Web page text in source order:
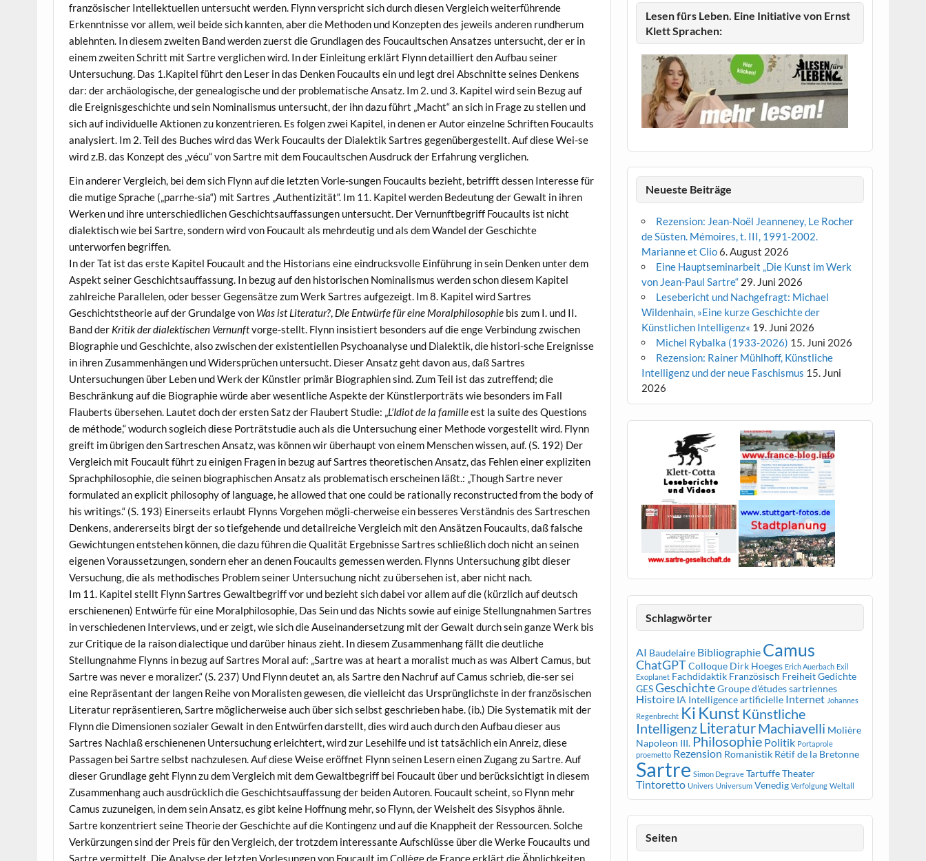
französischer Intellektuellen untersucht werden. Flynn verspricht sich durch diesen Vergleich weiterführende
Erkenntnisse vor allem, weil beide sich kannten, aber die Methoden und Konzepten des jeweils anderen rundherum
ablehnten. In diesem zweiten Band werden zuerst die Grundlagen des Foucaultschen Ansatzes untersucht, der er in
einem zweiten Schritt mit Sartre verglichen wird. In der Einleitung erklärt Flynn detailliert den Aufbau seiner
Untersuchung. Das 1.Kapitel führt den Leser in das Denken Foucaults ein und legt drei Abschnitte seines Denkens
dar: der archäologische, der genealogische und der problematische Ansatz. Im 2. und 3. Kapitel wird sein Bezug auf
die Ereignisgeschichte und sein Nominalismus untersucht, der ihn dazu führt „Macht“ an sich in Frage zu stellen und
sich auf individuelle Aktionen zu konzentrieren. Es folgen zwei Kapitel, in denen er Autor einzelne Schriften Foucaults
analysiert. Im 2. Teil des Buches wird das Werk Foucaults der Dialektik Sartres gegenübergestellt. Auf diese Wei-se
wird z.B. das Konzept des „vécu“ von Sartre mit dem Foucaultschen Ausdruck der Erfahrung verglichen.
Ein anderer Vergleich, bei dem sich Flynn auf die letzten Vorle-sungen Foucaults bezieht, betrifft dessen Interesse für
die mutige Sprache („parrhe-sia“) mit Sartres „Authentizität“. Im 11. Kapitel werden Bedeutung der Gewalt in ihren
Werken und ihre unterschiedlichen Geschichtsauffassungen untersucht. Der Vernunftbegriff Foucaults ist nicht
dialektisch wie bei Sartre, sondern wird von Foucault als mehrdeutig und als dem Wandel der Geschichte
unterworfen begriffen.
In der Tat ist das erste Kapitel Foucault and the Historians eine eindrucksvolle Einführung in sein Denken unter dem
Aspekt seiner Geschichtsauffassung. In bezug auf den historischen Nominalismus werden schon diesem Kapitel
zahlreiche Parallelen, oder besser Gegensätze zum Werk Sartres aufgezeigt. Im 8. Kapitel wird Sartres
Geschichtstheorie auf der Grundalge von Was ist Literatur?, Die Entwürfe für eine Moralphilosophie bis zum I. und II.
Band der Kritik der dialektischen Vernunftvorge-stellt. Flynn insistiert besonders auf die enge Verbindung zwischen
Biographie und Geschichte, also zwischen der existentiellen Psychoanalyse und Dialektik, die histori-sche Ereignisse
in ihren Zusammenhängen und Widersprüchen untersucht. Dieser Ansatz geht davon aus, daß Sartres
Untersuchungen über Leben und Werk der Künstler primär Biographien sind. Zum Teil ist das zutreffend; die
Beschränkung auf die Biographie würde aber wesentliche Aspekte der Künstlerporträts wie besonders im Fall
Flauberts übersehen. Lautet doch der ersten Satz der Flaubert Studie: „L’Idiot de la familleest la suite des Questions
de méthode,“ wodurch sogleich diese Porträtstudie auch als die Untersuchung einer Methode vorgestellt wird. Flynn
greift im übrigen den Sartreschen Ansatz, was können wir überhaupt von einem Menschen wissen, auf. (S. 192) Der
Vergleich mit Foucault führt zu einigen Fragen in bezug auf Sartres theoretischen Ansatz, das Fehlen einer expliziten
Sprachphilosophie, die seinen biographischen Ansatz als problematisch erscheinen läßt.: „Though Sartre never
formulated an explicit philosophy of language, he allowed that one could be rationally reconstructed from the body of
his writings.“ (S. 193) Einerseits erlaubt Flynns Vorgehen mögli-cherweise ein besseres Verständnis des Sartreschen
Denkens, andererseits birgt der so tiefgehende und detailreiche Vergleich mit den Ansätzen Foucaults, daß falsche
Gewichtungen entstehen können, die dazu führen die Qualität Ergebnisse Sartres schließlich doch nicht an seinen
eigenen Voraussetzungen, sondern eher an denen Foucaults gemessen werden. Flynns Untersuchung gibt dieser
Versuchung, die als methodisches Problem seiner Untersuchung nicht zu übersehen ist, aber nicht nach.
Im 11. Kapitel stellt Flynn Sartres Gewaltbegriff vor und bezieht sich dabei vor allem auf die (kürzlich auf deutsch
erschienenen) Entwürfe für eine Moralphilosophie, Das Sein und das Nichts sowie auf einige Stellungnahmen Sartres
in verschiedenen Interviews, und er zeigt, wie sich die Auseinandersetzung mit der Gewalt durch sein ganze Werk bis
zur Critique de la raison dialectique und darüber hinaus zieht. In diesem Zusammenhang fällt die deutliche
Stellungnahme Flynns in bezug auf Sartres Moral auf: „Sartre was at heart a moralist much as was Albert Camus, but
Sartre was never e moralizer.“ (S. 237) Und Flynn deutet an, als Sartre den Nachruf auf Camus schrieb, die-ser sei
eine Repräsentant der langen Reihe von Moralisten gewesen, die vielleicht das Ursprünglichste in der französischen
Literatur repräsentieren, Sartre möglicherweise auch über sich selbst geschrieben habe. (ib.) Die Systematik mit der
Flynn die Dimensionen sozialer Gewalt in den Entwürfen darstellt, dies wird auch durch den Aufbau dieser aus
Sartres Nachlaß erschienenen Untersuchung erleichtert, wird zur Lesehilfe und ist tatsächlich ein Anreiz, diese
Passagen bei Sartre selbst nachzulesen. Auf diese Weise eröffnet Flynn seinen Lesern einen Zugang zu Sartre. Auf
dieser Grundlage geht Flynn zu dem Vergleich mit dem Gewaltbegriff bei Foucault über und berücksichtigt in diesem
Zusammenhang auch ausdrücklich die Geschichtsauffassung der beiden Autoren. Foucault scheint, so Flynn mehr
Camus zuzuneigen, in dem sein Ansatz, es gibt keine Hoffnung mehr, so Flynn, der Weisheit des Sisyphos ähnle.
Sartre konzentriert seine Theorie der Geschichte auf die Kontingenz und auf die Knappheit der Ressourcen. Solche
Verkürzungen sind der Preis für den Vergleich, der trotzdem interessante Aufschlüsse über die Werke Foucaults und
Sartre vermittelt. Die Analyse der letzten Vorlesungen von Foucault im Collège de France erklärt die Ähnlichkeiten
Lesen fürs Leben. Eine Initiative von Ernst
Klett Sprachen:
Neueste Beiträge
Rezension: Jean-Noël Jeanneney, Le Rocher
de Süsten. Mémoires, t. III, 1991-2002.
Marianne et Clio6. August 2026
Eine Hauptseminarbeit „Die Kunst im Werk
von Jean-Paul Sartre“ 29. Juni 2026
Lesebericht und Nachgefragt: Michael
Wildenhain, »Eine kurze Geschichte der
Künstlichen Intelligenz« 19. Juni 2026
Michel Rybalka (1933-2026) 15. Juni 2026
Rezension: Rainer Mühlhoff, Künstliche
Intelligenz und der neue Faschismus 15. Juni
2026
Schlagwörter
AI Baudelaire Bibliographie Camus
ChatGPTColloque Dirk Hoeges Erich Auerbach Exil
Exoplanet Fachdidaktik Französisch FreiheitGedichte
GESGeschichteGroupe d'études sartriennes
Histoire IA Intelligence artificielle Internet Johannes
Regenbrecht Ki Kunst Künstliche
IntelligenzLiteraturMachiavelli Molière
Napoleon III. Philosophie Politik Portaprole
proemetto Rezension Romanistik Rétif de la Bretonne
Sartre Simon Degrave TartuffeTheater
Tintoretto Univers Universum Venedig Verfolgung Weltall
Seiten